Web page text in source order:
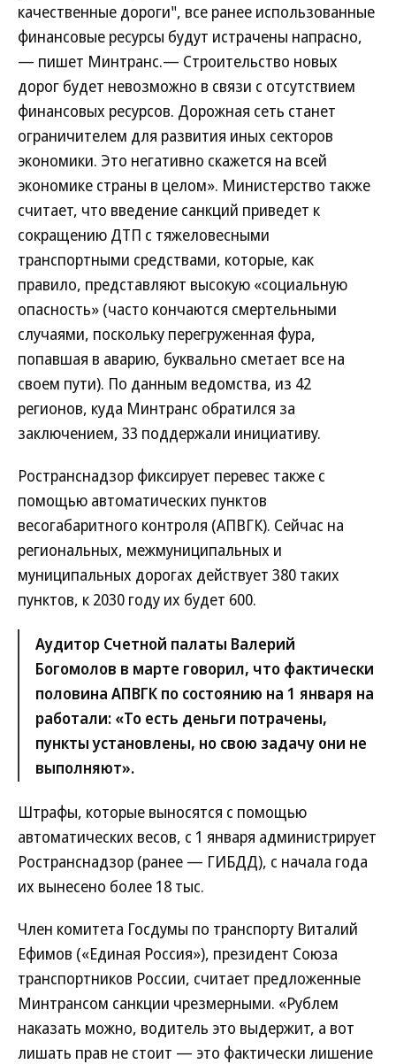
качественные дороги", все ранее использованные
финансовые ресурсы будут истрачены напрасно,
— пишет Минтранс.— Строительство новых
дорог будет невозможно в связи с отсутствием
финансовых ресурсов. Дорожная сеть станет
ограничителем для развития иных секторов
экономики. Это негативно скажется на всей
экономике страны в целом». Министерство также
считает, что введение санкций приведет к
сокращению ДТП с тяжеловесными
транспортными средствами, которые, как
правило, представляют высокую «социальную
опасность» (часто кончаются смертельными
случаями, поскольку перегруженная фура,
попавшая в аварию, буквально сметает все на
своем пути). По данным ведомства, из 42
регионов, куда Минтранс обратился за
заключением, 33 поддержали инициативу.
Ространснадзор фиксирует перевес также с
помощью автоматических пунктов
весогабаритного контроля (АПВГК). Сейчас на
региональных, межмуниципальных и
муниципальных дорогах действует 380 таких
пунктов, к 2030 году их будет 600.
Аудитор Счетной палаты Валерий
Богомолов в марте говорил, что фактически
половина АПВГК по состоянию на 1 января на
работали: «То есть деньги потрачены,
пункты установлены, но свою задачу они не
выполняют».
Штрафы, которые выносятся с помощью
автоматических весов, с 1 января администрирует
Ространснадзор (ранее — ГИБДД), с начала года
их вынесено более 18 тыс.
Член комитета Госдумы по транспорту Виталий
Ефимов («Единая Россия»), президент Союза
транспортников России, считает предложенные
Минтрансом санкции чрезмерными. «Рублем
наказать можно, водитель это выдержит, а вот
лишать прав не стоит — это фактически лишение